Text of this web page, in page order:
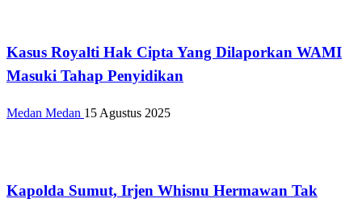
Kasus Royalti Hak Cipta Yang Dilaporkan WAMI
Masuki Tahap Penyidikan
Medan Medan 15 Agustus 2025
Kapolda Sumut, Irjen Whisnu Hermawan Tak